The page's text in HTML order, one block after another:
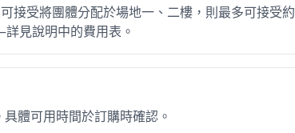
月30日）
接受將團體分配於場地一、二樓，則最多可接受約
見說明中的費用表。
體可用時間於訂購時確認。